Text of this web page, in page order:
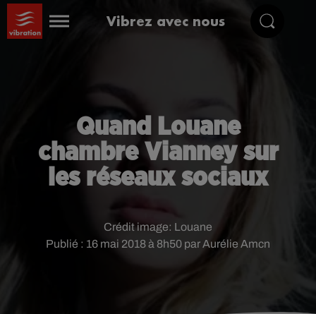
Vibrez avec nous
Quand Louane
chambre Vianney sur
les réseaux sociaux
Publié : 16 mai 2018 à 8h50 par Aurélie Amcn
Crédit image: Louane